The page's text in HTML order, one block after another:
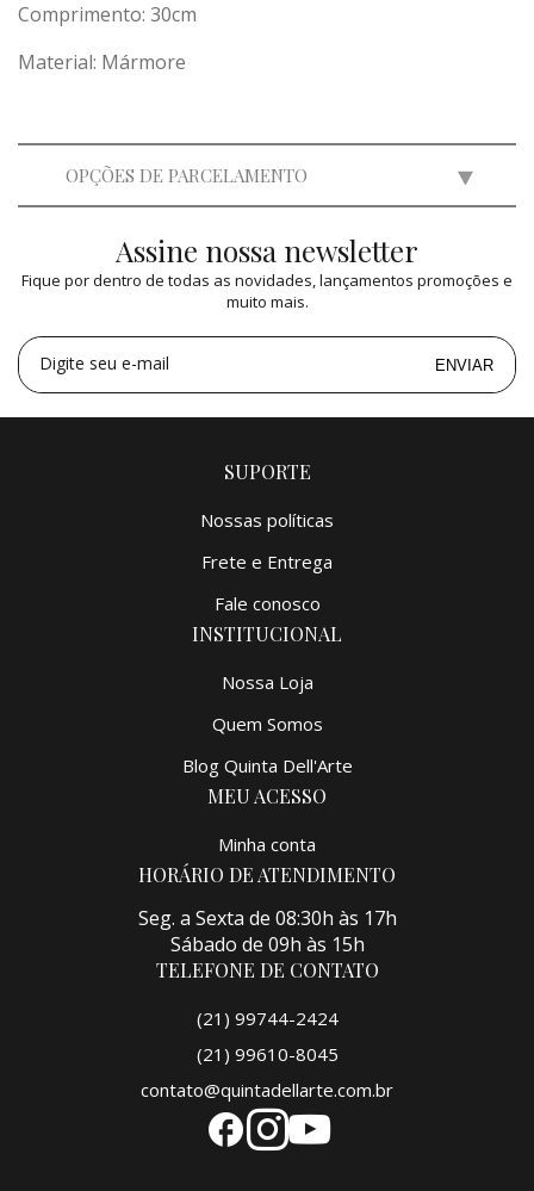
Comprimento: 30cm
Material: Mármore
OPÇÕES DE PARCELAMENTO
deR$ 14.000,00 =R$ 28.000,00
3x deR$ 9.332,40 =R$ 27.997,20
R$ 5.600,00
Assine nossa newsletter
Fique por dentro de todas as novidades, lançamentos promoções e
muito mais.
Digite seu e-mail ENVIAR
SUPORTE
Nossas políticas
Frete e Entrega
Fale conosco
INSTITUCIONAL
Nossa Loja
Quem Somos
Blog Quinta Dell'Arte
MEU ACESSO
Minha conta
HORÁRIO DE ATENDIMENTO
Seg. a Sexta de 08:30h às 17h
Sábado de 09h às 15h
TELEFONE DE CONTATO
(21) 99744-2424
(21) 99610-8045
contato@quintadellarte.com.br